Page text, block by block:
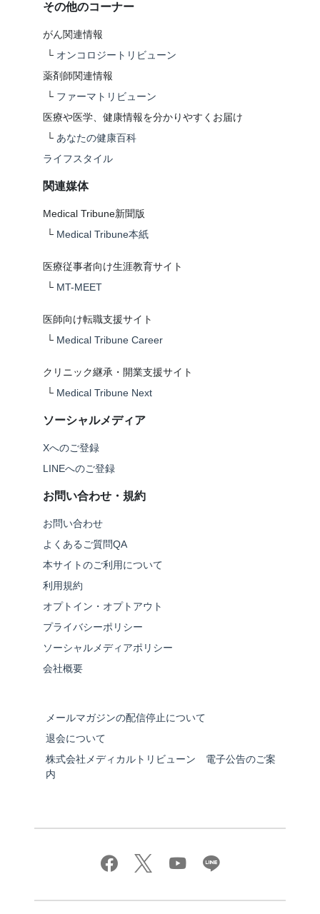
その他のコーナー
がん関連情報
└ オンコロジートリビューン
薬剤師関連情報
└ ファーマトリビューン
医療や医学、健康情報を分かりやすくお届け
└ あなたの健康百科
ライフスタイル
関連媒体
Medical Tribune新聞版
└ Medical Tribune本紙
医療従事者向け生涯教育サイト
└ MT-MEET
医師向け転職支援サイト
└ Medical Tribune Career
クリニック継承・開業支援サイト
└ Medical Tribune Next
ソーシャルメディア
Xへのご登録
LINEへのご登録
お問い合わせ・規約
お問い合わせ
よくあるご質問QA
本サイトのご利用について
利用規約
オプトイン・オプトアウト
プライバシーポリシー
ソーシャルメディアポリシー
会社概要
メールマガジンの配信停止について
退会について
株式会社メディカルトリビューン 電子公告のご案
内